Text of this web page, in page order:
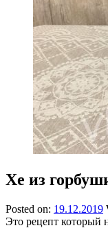
Хе из
Posted on: 19.12.2019
Это рецепт который